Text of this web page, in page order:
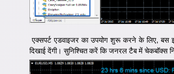
एक्सपर्ट एडवाइजर का उपयोग शुरू करने के लिए, बस
दिखाई देंगी। सुनिश्चित करें कि जनरल टैब में चेकबॉक्स